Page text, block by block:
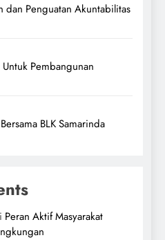
dan Penguatan Akuntabilitas
Pembangunan
BLK Samarinda
Peran Aktif Masyarakat